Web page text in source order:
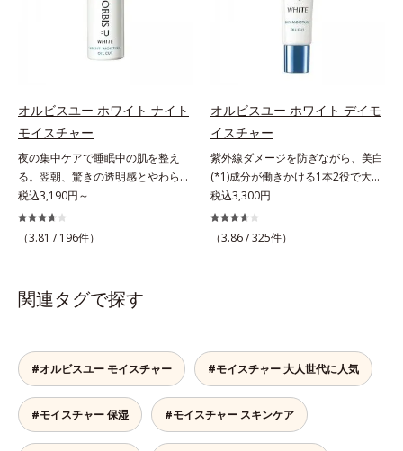
タイプ（普通肌～乾性肌）*1 γ－グ
ルタミン酸ポリペプチド、２－メタ
クリロイルオキシエチルホスホリル
コリン・メタクリル酸ブチル共重合
ミ・ソバカスを防ぐ*3 日本化粧品
業界で初めてメラニンの第三のルー
トに着目し、日本放射線影響学会第
53回大会で2010年10月に初めて発
表したこと*4 うるおいにより透明
感のある肌*5 うるおいによる*6 メ
ラノサイトまで*7 シミ・ソバカス
が肌表面にあらわれること*8 L-ア
透明感のなさなどの「面」での透明
感を阻害する原因を引き起こしてい
ることがわかりました。そこでオル
ビス ブライト シリーズは「メラニ
タミンC(*7)」を採用。肌奥(*6)まで
浸透し、シミやソバカスの原因とな
るメラニンの生成を食い止めます。
またオルビス独自成分の「ブライト
VCコンプレックス(*8)」が、透明感
を阻害する原因(*9)にアプローチし
ます。さらに肌表面のなめらかさや
みずみずしさをサポートするため
透明感を包括的にサポート。全方位
ケアのアプローチによって、肌本来
プ（脂性肌～普通肌）M＝しっとり
タイプ（普通肌～乾性肌）*1 シ
ミ・ソバカスが肌表面にあらわれる
こと*2 メラニンの生成を抑え、シ
ミ・ソバカスを防ぐ*3 うるおいに
ローチして、澄みわたる美肌を目指
します。*1 年齢を重ねた肌*2 メラ
ニンが過剰に生成する状態*3 メラ
ニンの生成を抑え、シミ・ソバカス
オルビスユー ホワイト ナイト
モイスチャー
夜の集中ケアで睡眠中の肌を整え
る。翌朝、驚きの透明感とやわらか
さを感じて。若々しく透明感のある
美肌を構成する要素と、年齢肌(*1)
のメラニン生成にアプローチして、
の理論を応用し、全方位的に肌の底
上げを図ります。さらに、シミと年
齢肌の“メラニンメタボ(*2)”にアプ
ローチして、澄みわたる美肌を目指
します。*1 年齢を重ねた肌*2 メラ
ニンが過剰に生成する状態
税込3,190円～
（3.81 / 196件）
オルビスユー ホワイト デイモ
イスチャー
紫外線ダメージを防ぎながら、美白
(*1)成分が働きかける1本2役で大人
の肌を守りぬく。若々しく透明感の
ある美肌を構成する要素と、年齢肌
(*2)のメラニン生成にアプローチし
な年齢肌の“メラニンメタボ(*3)”に
アプローチして、澄みわたる美肌を
目指します。*1 メラニンの生成を
抑え、シミ・ソバカスを防ぐ*2 年
齢を重ねた肌*3 メラニンが過剰に
税込3,300円
（3.86 /325件）
関連タグで探す
#オルビスユー モイスチャー #モイスチャー 大人世代に人気
#モイスチャー 保湿 #モイスチャー スキンケア